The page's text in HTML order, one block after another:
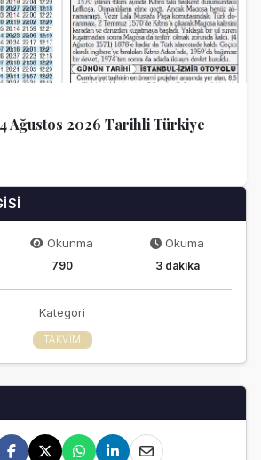
Ağustos 2026 Tarihli Türkiye
Okunma
790
Okuma
3 dakika
Kategori
TAKVIM